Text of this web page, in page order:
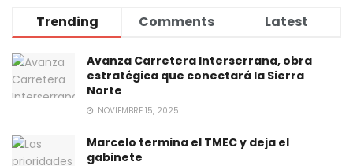
Trending Comments Latest
Avanza Carretera Interserrana, obra
estratégica que conectará la Sierra
Norte
NOVIEMBRE 15, 2025
Marcelo termina el TMEC y deja el
gabinete